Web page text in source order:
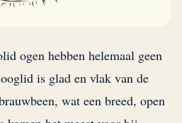
ogen hebben helemaal geen
is glad en vlak van de
wat een breed, open